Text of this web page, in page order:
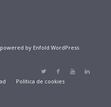
powered by Enfold WordPress
Política de cookies